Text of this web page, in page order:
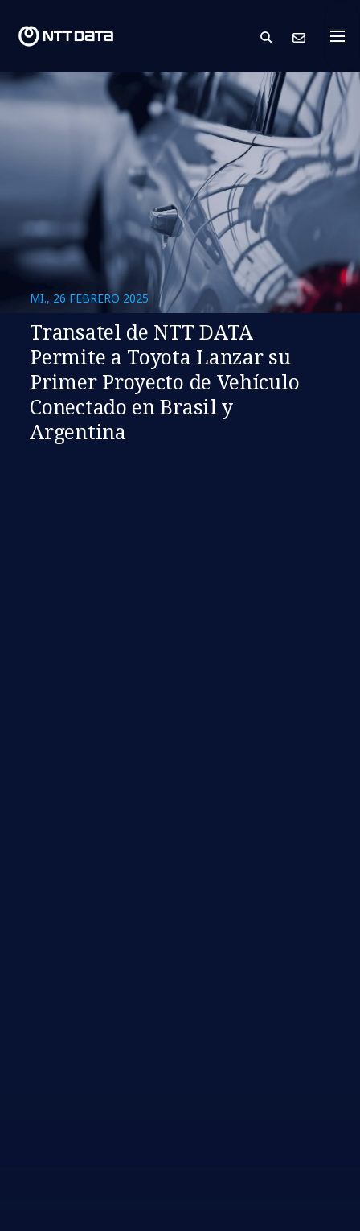
search
MI., 26 FEBRERO 2025
Transatel de NTT DATA
Permite a Toyota Lanzar su
Primer Proyecto de Vehículo
Conectado en Brasil y
Argentina